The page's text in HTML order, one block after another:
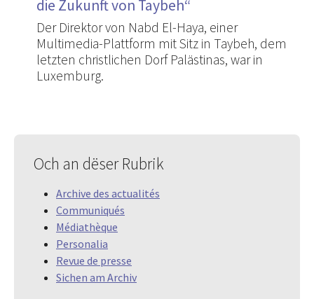
die Zukunft von Taybeh“
Der Direktor von Nabd El-Haya, einer
Multimedia-Plattform mit Sitz in Taybeh, dem
letzten christlichen Dorf Palästinas, war in
Luxemburg.
Och an dëser Rubrik
Archive des actualités
Communiqués
Médiathèque
Personalia
Revue de presse
Sichen am Archiv